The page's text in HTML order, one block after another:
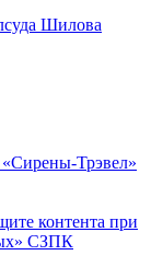
Шилова
Трэвел»
контента при
СЗПК